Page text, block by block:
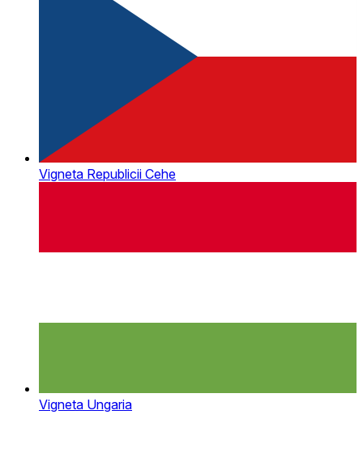
Vigneta Republicii Cehe
Vigneta Ungaria